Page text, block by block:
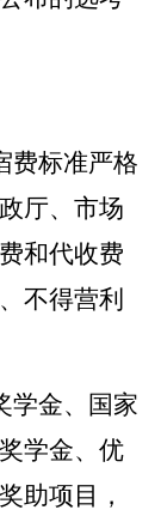
费标准严格
厅、 市场
和代收费
不得营利
学金、国家
学金、优
助项目，